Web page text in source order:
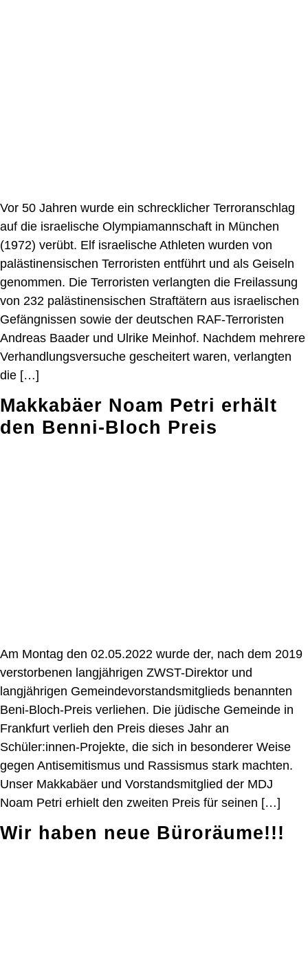
Vor 50 Jahren wurde ein schrecklicher Terroranschlag
auf die israelische Olympiamannschaft in München
(1972) verübt. Elf israelische Athleten wurden von
palästinensischen Terroristen entführt und als Geiseln
genommen. Die Terroristen verlangten die Freilassung
von 232 palästinensischen Straftätern aus israelischen
Gefängnissen sowie der deutschen RAF-Terroristen
Andreas Baader und Ulrike Meinhof. Nachdem mehrere
Verhandlungsversuche gescheitert waren, verlangten
die […]
Makkabäer Noam Petri erhält
den Benni-Bloch Preis
Am Montag den 02.05.2022 wurde der, nach dem 2019
verstorbenen langjährigen ZWST-Direktor und
langjährigen Gemeindevorstandsmitglieds benannten
Beni-Bloch-Preis verliehen. Die jüdische Gemeinde in
Frankfurt verlieh den Preis dieses Jahr an
Schüler:innen-Projekte, die sich in besonderer Weise
gegen Antisemitismus und Rassismus stark machten.
Unser Makkabäer und Vorstandsmitglied der MDJ
Noam Petri erhielt den zweiten Preis für seinen […]
Wir haben neue Büroräume!!!